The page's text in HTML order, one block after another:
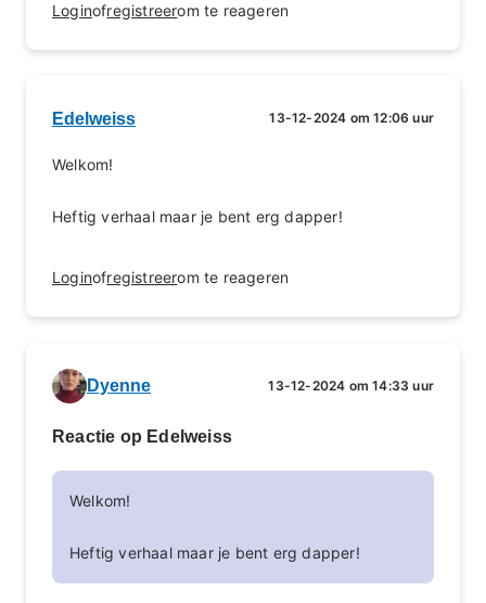
Loginofregistreerom te reageren
Edelweiss 13-12-2024 om 12:06 uur
Welkom!
Heftig verhaal maar je bent erg dapper!
Loginofregistreerom te reageren
Dyenne 13-12-2024 om 14:33 uur
Reactie op Edelweiss
Welkom!
Heftig verhaal maar je bent erg dapper!